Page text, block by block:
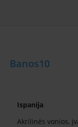
Banos10
Ispanija
Akrilinės vonios,